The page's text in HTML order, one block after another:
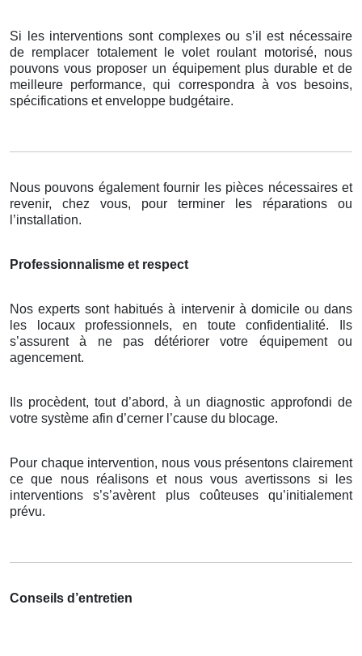
Si les interventions sont complexes ou s’il est nécessaire
de remplacer totalement le volet roulant motorisé, nous
pouvons vous proposer un équipement plus durable et de
meilleure performance, qui correspondra à vos besoins,
spécifications et enveloppe budgétaire.
Nous pouvons également fournir les pièces nécessaires et
revenir, chez vous, pour terminer les réparations ou
l’installation.
Professionnalisme et respect
Nos experts sont habitués à intervenir à domicile ou dans
les locaux professionnels, en toute confidentialité. Ils
s’assurent à ne pas détériorer votre équipement ou
agencement.
Ils procèdent, tout d’abord, à un diagnostic approfondi de
votre système afin d’cerner l’cause du blocage.
Pour chaque intervention, nous vous présentons clairement
ce que nous réalisons et nous vous avertissons si les
interventions s’s’avèrent plus coûteuses qu’initialement
prévu.
Conseils d’entretien